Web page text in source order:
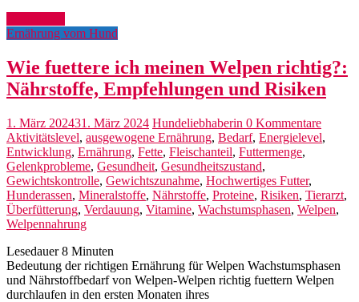
Ernährung vom Hund
Wie fuettere ich meinen Welpen richtig?:
Nährstoffe, Empfehlungen und Risiken
1. März 202431. März 2024 Hundeliebhaberin 0 Kommentare
Aktivitätslevel, ausgewogene Ernährung, Bedarf, Energielevel,
Entwicklung, Ernährung, Fette, Fleischanteil, Futtermenge,
Gelenkprobleme, Gesundheit, Gesundheitszustand,
Gewichtskontrolle, Gewichtszunahme, Hochwertiges Futter,
Hunderassen, Mineralstoffe, Nährstoffe, Proteine, Risiken, Tierarzt,
Überfütterung, Verdauung, Vitamine, Wachstumsphasen, Welpen,
Welpennahrung
Lesedauer 8 Minuten
Bedeutung der richtigen Ernährung für Welpen Wachstumsphasen
und Nährstoffbedarf von Welpen-Welpen richtig fuettern Welpen
durchlaufen in den ersten Monaten ihres